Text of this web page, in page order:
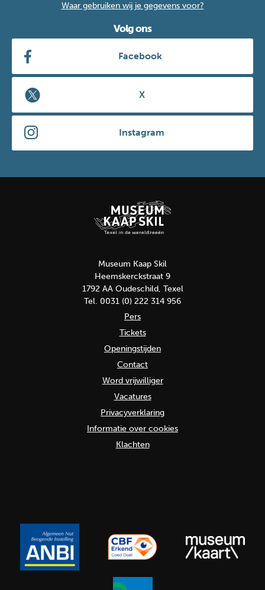
Waar gebruiken wij je gegevens voor?
Volg ons
Facebook
X
Instagram
Museum Kaap Skil
Heemskerckstraat 9
1792 AA Oudeschild, Texel
Tel. 0031 (0) 222 314 956
Pers
Tickets
Openingstijden
Contact
Word vrijwilliger
Vacatures
Privacyverklaring
Informatie over cookies
Klachten